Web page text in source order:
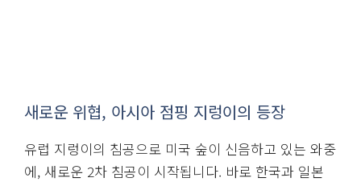
새로운 위협, 아시아 점핑 지렁이의 등장
유럽 지렁이의 침공으로 미국 숲이 신음하고 있는 와중
에, 새로운 2차 침공이 시작됩니다. 바로 한국과 일본